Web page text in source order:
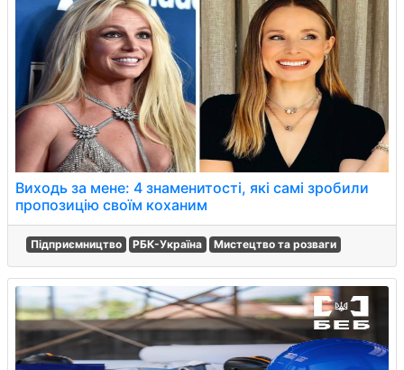
Виходь за мене: 4 знаменитості, які самі зробили
пропозицію своїм коханим
Підприємництво РБК-Україна Мистецтво та розваги